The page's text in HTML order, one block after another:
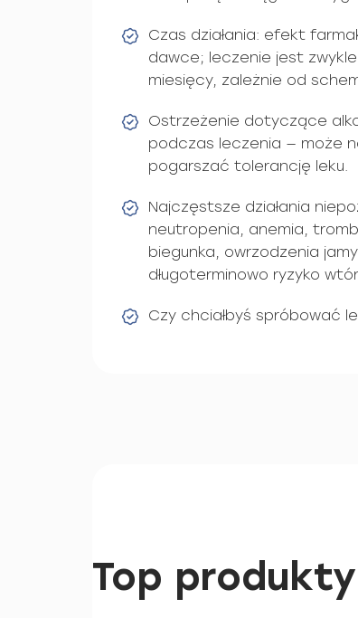
Czas działania: efekt
dawce; leczenie jest
miesięcy, zależnie od
Ostrzeżenie dotyczące
podczas leczenia — może
pogarszać tolerancję leku.
Najczęstsze działania
neutropenia, anemia,
biegunka, owrzodzenia
długoterminowo ryzyko
Czy chciałbyś spróbować
Top produkty